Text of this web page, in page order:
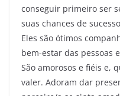
conseguir primeiro ser
suas chances de
Eles são ótimos
bem-estar das pessoas
São amorosos e fiéis e,
valer. Adoram dar